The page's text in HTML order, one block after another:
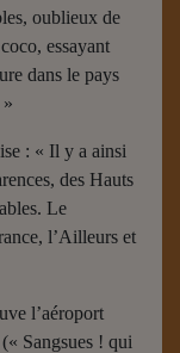
oublieux de
essayant
dans le pays
: « Il y a ainsi
des Hauts
Le
l’Ailleurs et
l’aéroport
Sangsues ! qui